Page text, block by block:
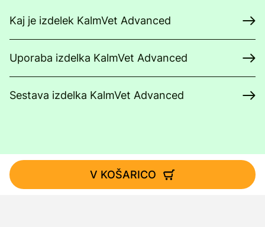
Kaj je izdelek KalmVet Advanced
Uporaba izdelka KalmVet Advanced
Sestava izdelka KalmVet Advanced
V KOŠARICO